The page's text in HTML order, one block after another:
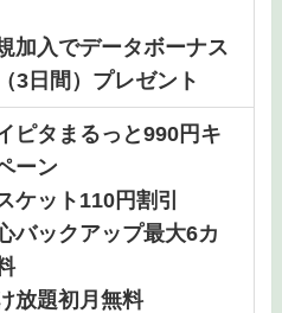
加入でデータボーナス
3日間）プレゼント
ピタまるっと990円キ
ーン
ケット110円割引
バックアップ最大6カ
放題初月無料